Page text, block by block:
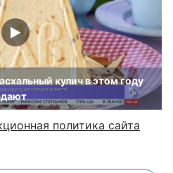
кулич в этом году
политика сайта